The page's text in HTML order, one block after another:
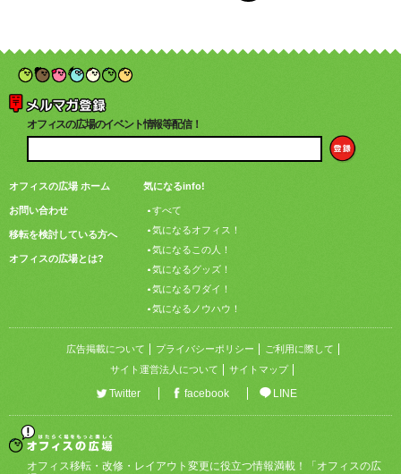
オフィスの広場のイベント情報等配信！
オフィスの広場 ホーム
お問い合わせ
移転を検討している方へ
オフィスの広場とは?
気になるinfo!
すべて
気になるオフィス！
気になるこの人！
気になるグッズ！
気になるワダイ！
気になるノウハウ！
広告掲載について プライバシーポリシー
ご利用に際して
サイト運営法人について
サイトマップ
Twitter facebook LINE
オフィス移転・改修・レイアウト変更に役立つ情報満載！「オフィスの広